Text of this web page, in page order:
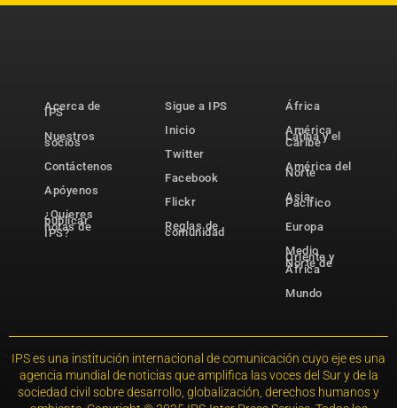
Acerca de
IPS
Nuestros
socios
Contáctenos
Apóyenos
¿Quieres
publicar
notas de
IPS?
Sigue a IPS
Inicio
Twitter
Facebook
Flickr
Reglas de
comunidad
África
América
Latina y el
Caribe
América del
Norte
Asia-
Pacífico
Europa
Medio
Oriente y
Norte de
África
Mundo
IPS es una institución internacional de comunicación cuyo eje es una
agencia mundial de noticias que amplifica las voces del Sur y de la
sociedad civil sobre desarrollo, globalización, derechos humanos y